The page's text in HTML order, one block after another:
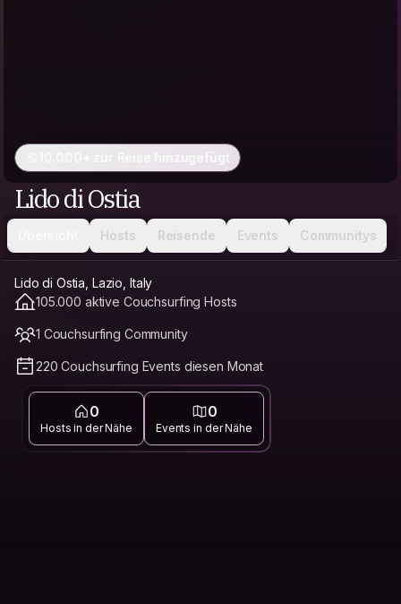
10.000+ zur Reise hinzugefügt
Lido di Ostia
Hosts Reisende Events Communitys
Lido di Ostia, Lazio, Italy
105.000 aktive Couchsurfing Hosts
1 Couchsurfing Community
220 Couchsurfing Events diesen Monat
0
Hosts in der Nähe
0
Events in der Nähe